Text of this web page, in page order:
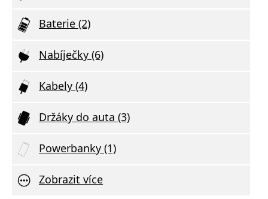
Baterie (2)
Nabíječky (6)
Kabely (4)
Držáky do auta (3)
Powerbanky (1)
Zobrazit více